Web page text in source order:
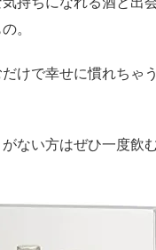
。
けで幸せに慣れちゃ
ない方はぜひ一度飲